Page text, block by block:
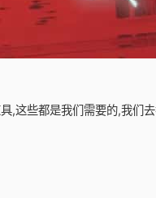
,这些都是我们需要的,我们